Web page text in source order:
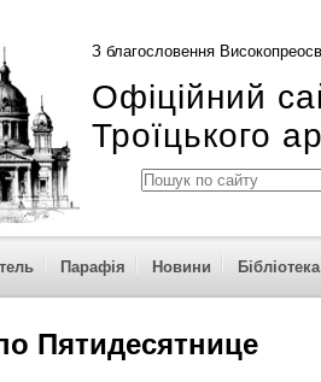
З благословення
Офіційний
Троїцького
Парафія Новини Бібліотека
Пятидесятнице